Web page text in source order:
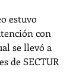
estuvo
con
se llevó a
de SECTUR